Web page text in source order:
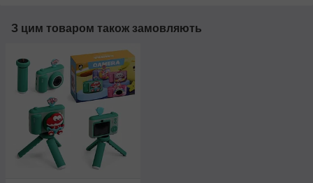
З цим товаром також замовляють